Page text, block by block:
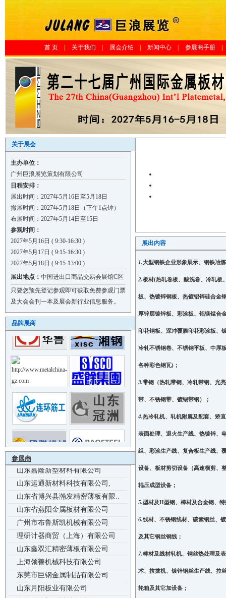
首 页 关于我们 展会介绍 新闻中心 参展商手册|
关于展会
主办单位：
广州巨浪展览策划有限公司
日程安排：
展出时间：2027年5月16日至5月18日
撤展时间：2027年5月18日（下午1点钟）
布展时间：2027年5月14日至15日
参观时间：
2027年5月16日 ( 9:30-16:30 )
2027年5月17日 ( 9:15-16:30 )
2027年5月18日 ( 9:15-13:00 )
展出地点： 中国进出口商品交易会展馆C区
只要您预先登记参观即可获取免费参观门票
及大会会刊一本及展会新行业信息服务。
品牌展商
参展商
河北兆建金属制品有限公司
天津市新宇彩板有限公司
山东德刚新材料科技有限公司
广州市盛优家居用品有限公司
江苏新奇纳新材料科技有限公司
潍坊海途机电设备有限公司
山东省博兴县永楷钢铁有限公司
佛山市泓众机械设备有限公司
安徽长中刷业有限公司
河间市株硬合金模具有限公司
山东匠鑫板业有限公司
山东省博兴县聚龙钢铁涂镀有限..
山东汉宸金属材料有限公司
山东鑫瀚发金属材料有限公司
山东美兰达新材料科技有限公司
河南豫凯新材料有限公司
山东京畅金属制品有限公司
山东省博兴县冠源彩涂板业有限..
广东跨标建筑科技有限公司
山东睿实金属材料有限公司
山东嘉隆新型材料有限公司
山东运通新材料科技有限公司,
山东省博兴县瀚发精密薄板有限..
山东省燕阳金属板材有限公司
广州市布鲁斯凯机械有限公司
理研计器商贸（上海）有限公司
山东鑫双汇精密薄板有限公司
上海领善机械科技有限公司
东莞市巨钢金属制品有限公司
山东月阳板业有限公司
山东紫泰新型材料有限公司
展出内容
1.大型钢铁企业形象展示、钢铁冶
2.板材(热轧卷板、酸洗卷、冷轧板
板、热镀锌钢板、热镀铝锌硅合金
厚锌层镀锌板、彩涂板、铝镁锰合
印花钢板、深冲覆膜印花彩涂板、
冷轧不锈钢卷、不锈钢平板、中厚
各种彩色钢瓦)；
3.带钢（热轧带钢、冷轧带钢、光
带、不锈钢带、镀锡带钢）；
4.热冷轧机、 轧机附属及配套、矫
表面处理、退火生产线、热镀锌、
组、彩涂生产线、复合板生产线、
设备、板材剪切设备（高速横剪、
辊压成型设备；
5.型材及H型钢、棒材及合金钢、
6.线材、不锈钢线材、碳素钢丝、
及其它钢丝钢线；
7.棒材及线材轧机、钢丝热处理及
术、拉拔机、 镀锌钢丝生产线、拉
轮箱及其它加设备；